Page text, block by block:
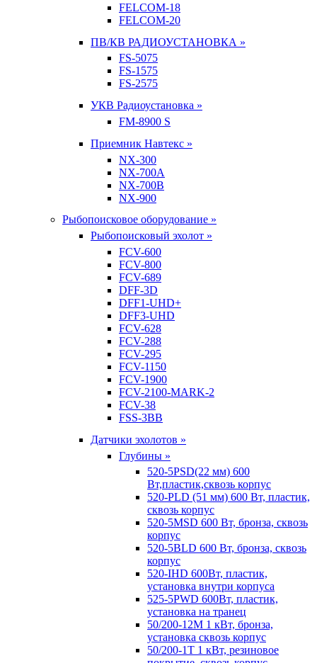
FELCOM-18
FELCOM-20
ПВ/КВ РАДИОУСТАНОВКА »
FS-5075
FS-1575
FS-2575
УКВ Радиоустановка »
FM-8900 S
Приемник Навтекс »
NX-300
NX-700A
NX-700B
NX-900
Рыбопоисковое оборудование »
Рыбопоисковый эхолот »
FCV-600
FCV-800
FCV-689
DFF-3D
DFF1-UHD+
DFF3-UHD
FCV-628
FCV-288
FCV-295
FCV-1150
FCV-1900
FCV-2100-MARK-2
FCV-38
FSS-3BB
Датчики эхолотов »
Глубины »
520-5PSD(22 мм) 600
Вт,пластик,сквозь корпус
520-PLD (51 мм) 600 Вт, пластик,
сквозь корпус
520-5MSD 600 Вт, бронза, сквозь
корпус
520-5BLD 600 Вт, бронза, сквозь
корпус
520-IHD 600Вт, пластик,
установка внутри корпуса
525-5PWD 600Вт, пластик,
установка на транец
50/200-12M 1 кВт, бронза,
установка сквозь корпус
50/200-1T 1 кВт, резиновое